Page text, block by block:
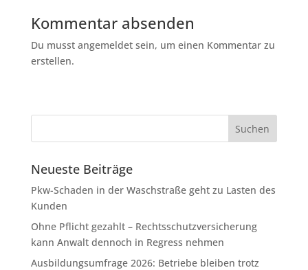
Kommentar absenden
Du musst angemeldet sein, um einen Kommentar zu
erstellen.
Neueste Beiträge
Pkw-Schaden in der Waschstraße geht zu Lasten des
Kunden
Ohne Pflicht gezahlt – Rechtsschutzversicherung
kann Anwalt dennoch in Regress nehmen
Ausbildungsumfrage 2026: Betriebe bleiben trotz